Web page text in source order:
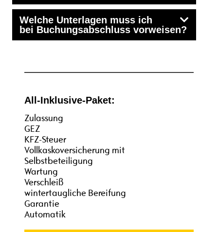
Welche Unterlagen muss ich
bei Buchungsabschluss vorweisen?
All-Inklusive-Paket:
Zulassung
GEZ
KFZ-Steuer
Vollkaskoversicherung mit
Selbstbeteiligung
Wartung
Verschleiß
wintertaugliche Bereifung
Garantie
Automatik